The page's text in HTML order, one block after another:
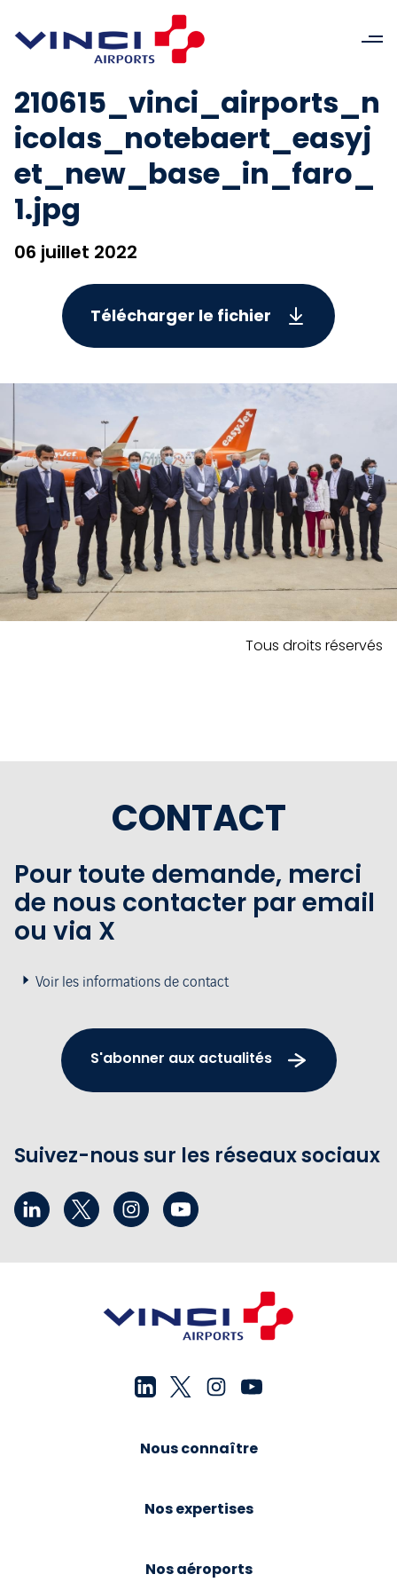
210615_vinci_airports_n
icolas_notebaert_easyj
et_new_base_in_faro_
1.jpg
06 juillet 2022
Télécharger le fichier
Tous droits réservés
CONTACT
Pour toute demande, merci
de nous contacter par email
ou via X
Voir les informations de contact
S'abonner aux actualités
Suivez-nous sur les réseaux sociaux
Nous connaître
Nos expertises
Nos aéroports